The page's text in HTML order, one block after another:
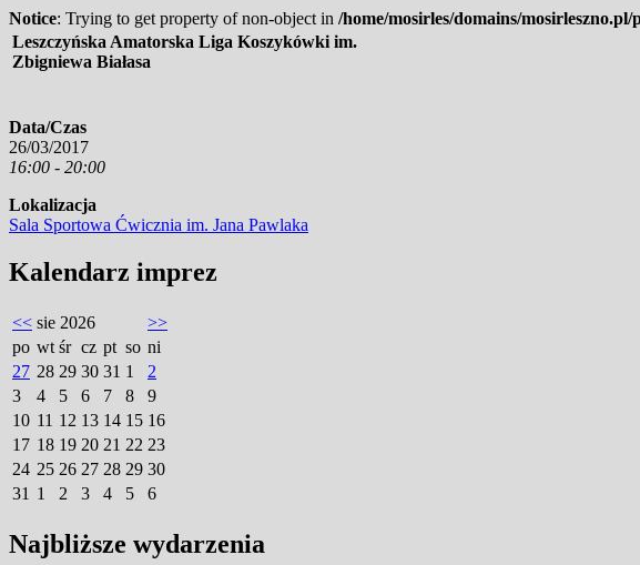
Notice: Trying to get property of non-object in /home/mosirles/domains/
Leszczyńska Amatorska Liga Koszykówki im.
Zbigniewa Białasa
Data/Czas
26/03/2017
16:00 - 20:00
Lokalizacja
Sala Sportowa Ćwicznia im. Jana Pawlaka
Kalendarz imprez
<< sie 2026
>>
po wt śr cz pt so ni
27 28 29 30 31 1
2
3
4 5 6 7 8
9
10 11 12 13 14 15 16
17 18 19 20 21 22 23
24 25 26 27 28 29 30
31 1 2 3 4 5 6
Najbliższe wydarzenia